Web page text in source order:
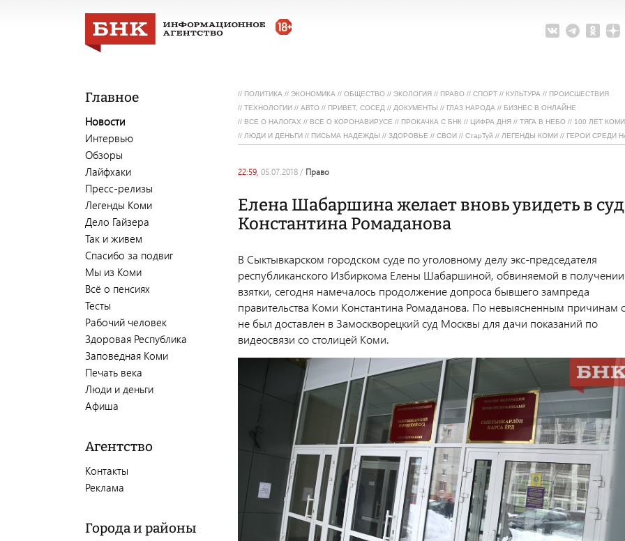
Главное
Новости
Интервью
Обзоры
Лайфхаки
Пресс-релизы
Легенды Коми
Дело Гайзера
Так и живем
Спасибо за подвиг
Мы из Коми
Всё о пенсиях
Тесты
Рабочий человек
Здоровая Республика
Заповедная Коми
Печать века
Люди и деньги
Афиша
Агентство
Контакты
Реклама
Города и районы
// ПОЛИТИКА // ЭКОНОМИКА // ОБЩЕСТВО // ЭКОЛОГИЯ // ПРАВО // СПОРТ // КУЛЬТУРА // ПРОИСШЕСТВИЯ
// ТЕХНОЛОГИИ // АВТО // ПРИВЕТ, СОСЕД // ДОКУМЕНТЫ // ГЛАЗ НАРОДА // БИЗНЕС В ОНЛАЙНЕ
// ВСЕ О НАЛОГАХ // ВСЕ О КОРОНАВИРУСЕ // ПРОКАЧКА С БНК // ЦИФРА ДНЯ // ТЯГА В НЕБО // 100 ЛЕТ КОМИ
// ЛЮДИ И ДЕНЬГИ // ПИСЬМА НАДЕЖДЫ // ЗДОРОВЬЕ // СВОИ // СтарТуй // ЛЕГЕНДЫ КОМИ // ГЕРОИ СРЕДИ
22:59, 05.07.2018 / право
Елена Шабаршина желает вновь увидеть в
Константина Ромаданова
В Сыктывкарском городском суде по уголовному делу экс-председателя
республиканского Избиркома Елены Шабаршиной, обвиняемой в получении
взятки, сегодня намечалось продолжение допроса бывшего зампреда
правительства Коми Константина Ромаданова. По невыясненным причинам
не был доставлен в Замоскворецкий суд Москвы для дачи показаний по
видеосвязи со столицей Коми.